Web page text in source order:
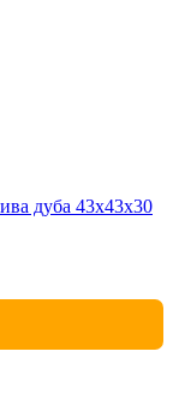
дуба 43х43х30